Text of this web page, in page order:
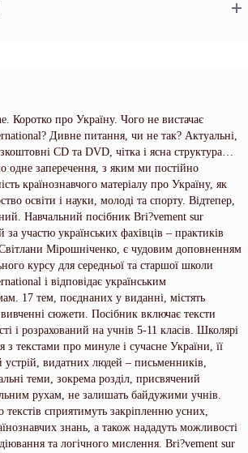
Коротко про Україну. Чого не вистачає
Дивне питання, чи не так? Актуальні,
CD та DVD, чітка і ясна структура…
одне заперечення, з яким ми постійно
країнознавчого матеріалу про Україну, як
освіти і науки, молоді та спорту. Відтепер,
Навчальний посібник Bri?vement sur
участю українських фахівців – практиків
Мірошніченко, є чудовим доповненням
курсу для середньої та старшої школи
і відповідає українським
17 тем, поєднаних у виданні, містять
сюжети. Посібник включає тексти
і розрахований на учнів 5-11 класів. Школярі
текстами про минуле і сучасне України, її
устрій, видатних людей – письменників,
теми, зокрема розділ, присвячений
рухам, не залишать байдужими учнів.
текстів сприятимуть закріпленню усних,
знань, а також нададуть можливості
та логічного мислення. Bri?vement sur